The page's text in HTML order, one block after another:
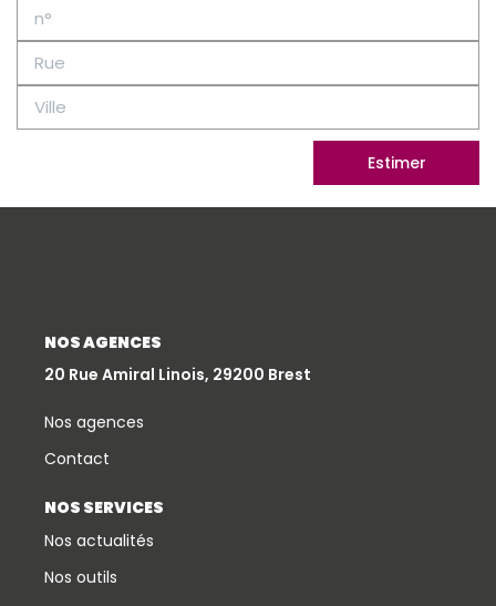
Estimer
NOS AGENCES
20 Rue Amiral Linois, 29200 Brest
Nos agences
Contact
NOS SERVICES
Nos actualités
Nos outils